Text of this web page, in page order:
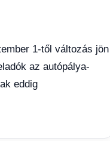
1-től változás jön
az autópálya-
eddig